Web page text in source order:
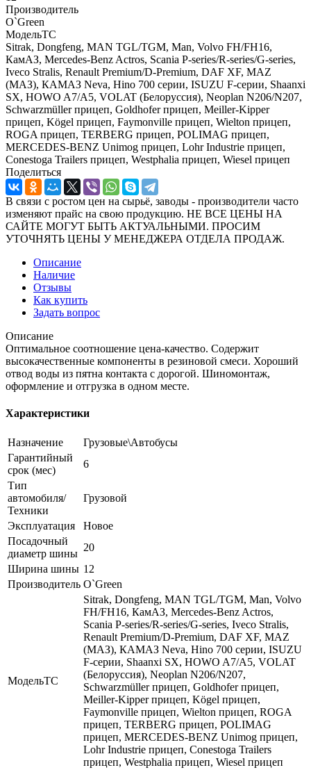
Производитель
O`Green
МодельТС
Sitrak, Dongfeng, MAN TGL/TGM, Man, Volvo FH/FH16,
КамАЗ, Mercedes-Benz Actros, Scania P-series/R-series/G-series,
Iveco Stralis, Renault Premium/D-Premium, DAF XF, MAZ
(МАЗ), КАМАЗ Neva, Hino 700 серии, ISUZU F-серии, Shaanxi
SX, HOWO A7/A5, VOLAT (Белоруссия), Neoplan N206/N207,
Schwarzmüller прицеп, Goldhofer прицеп, Meiller-Kipper
прицеп, Kögel прицеп, Faymonville прицеп, Wielton прицеп,
ROGA прицеп, TERBERG прицеп, POLIMAG прицеп,
MERCEDES-BENZ Unimog прицеп, Lohr Industrie прицеп,
Conestoga Trailers прицеп, Westphalia прицеп, Wiesel прицеп
Поделиться
В связи с ростом цен на сырьё, заводы - производители часто
изменяют прайс на свою продукцию. НЕ ВСЕ ЦЕНЫ НА
САЙТЕ МОГУТ БЫТЬ АКТУАЛЬНЫМИ. ПРОСИМ
УТОЧНЯТЬ ЦЕНЫ У МЕНЕДЖЕРА ОТДЕЛА ПРОДАЖ.
Описание
Наличие
Отзывы
Как купить
Задать вопрос
Описание
Оптимальное соотношение цена-качество. Содержит
высокачественные компоненты в резиновой смеси. Хороший
отвод воды из пятна контакта с дорогой. Шиномонтаж,
оформление и отгрузка в одном месте.
Характеристики
Назначение
Грузовые\Автобусы
Гарантийный
срок (мес)
6
Тип
автомобиля/
Техники
Грузовой
Эксплуатация
Новое
Посадочный
диаметр шины
20
Ширина шины 12
Производитель O`Green
МодельТС
Sitrak, Dongfeng, MAN TGL/TGM, Man, Volvo
FH/FH16, КамАЗ, Mercedes-Benz Actros,
Scania P-series/R-series/G-series, Iveco Stralis,
Renault Premium/D-Premium, DAF XF, MAZ
(МАЗ), КАМАЗ Neva, Hino 700 серии, ISUZU
F-серии, Shaanxi SX, HOWO A7/A5, VOLAT
(Белоруссия), Neoplan N206/N207,
Schwarzmüller прицеп, Goldhofer прицеп,
Meiller-Kipper прицеп, Kögel прицеп,
Faymonville прицеп, Wielton прицеп, ROGA
прицеп, TERBERG прицеп, POLIMAG
прицеп, MERCEDES-BENZ Unimog прицеп,
Lohr Industrie прицеп, Conestoga Trailers
прицеп, Westphalia прицеп, Wiesel прицеп